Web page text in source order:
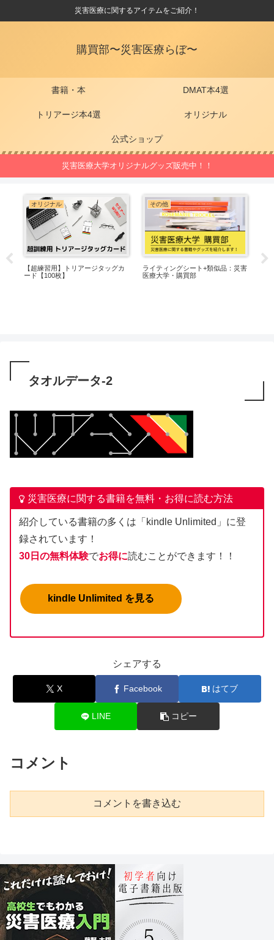
災害医療に関するアイテムをご紹介！
購買部〜災害医療らぼ〜
書籍・本 DMAT本4選
トリアージ本4選 オリジナル
公式ショップ
災害医療大学オリジナルグッズ販売中！！
オリジナル
【超練習用】トリアージタッグカ
ード【100枚】
その他
ライティングシート+類似品：災害
医療大学・購買部
タオルデータ-2
災害医療に関する書籍を無料・お得に読む方法
紹介している書籍の多くは「kindle Unlimited」に登
録されています！
30日の無料体験でお得に読むことができます！！
kindle Unlimited を見る
シェアする
X Facebook はてブ
LINE コピー
コメント
コメントを書き込む